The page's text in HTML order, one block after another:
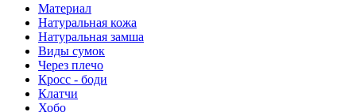
Материал
Натуральная кожа
Натуральная замша
Виды сумок
Через плечо
Кросс - боди
Клатчи
Хобо